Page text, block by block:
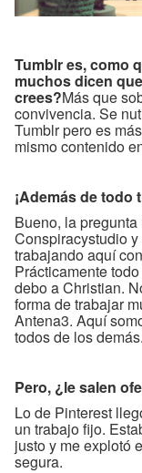
Tumblr es, como
muchos dicen
crees?Más que
convivencia. Se
Tumblr pero es
mismo contenido
¡Además de todo
Bueno, la
Conspiracystudio
trabajando aquí
Prácticamente
debo a Christian.
forma de trabajar
Antena3. Aquí
todos de los demás.
Pero, ¿le salen
Lo de Pinterest
un trabajo fijo.
justo y me explotó
segura.